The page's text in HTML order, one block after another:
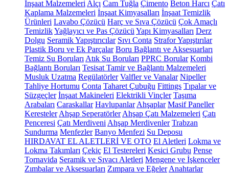
İnşaat Malzemeleri Alçı Cam Tuğla Çimento Beton Harcı Çatı
Kaplama Malzemeleri İnşaat Kimyasalları İnşaat Temizlik
Ürünleri Lavabo Çözücü Harç ve Sıva Çözücü Çok Amaçlı
TemizlikYağlayıcı ve Pas Çözücü Yapı Kimyasalları Derz
Dolgu Seramik Yapıştırıcılar Sıvı Conta Strafor Yapıştırılar
Plastik Boru ve Ek Parçalar Boru Bağlantı ve Aksesuarları
Temiz Su Boruları Atık Su Boruları PPRC Borular Kombi
Bağlantı Boruları Tesisat Tamir ve Bağlantı Malzemeleri
Musluk Uzatma Regülatörler Valfler ve Vanalar Nipeller
Tahliye Hortumu Conta Taharet Çubuğu Fittings Tıpalar ve
Süzgeçler İnşaat Makineleri Elektrikli Vinçler Taşıma
Arabaları Caraskallar Havlupanlar Ahşaplar Masif Paneller
Keresteler Ahşap Seperatörler Ahşap Çatı Malzemeleri Çatı
Penceresi Çatı Merdiveni Ahşap Merdivenler Trabzan
Sundurma Menfezler Banyo Menfezi Su Deposu
HIRDAVAT EL ALETLERİ VE OTO El Aletleri Lokma ve
Lokma Takımları Çekiç El Testereleri Kesici Grubu Pense
Tornavida Seramik ve Sıvacı Aletleri Mengene ve İşkenceler
Zımbalar ve Aksesuarları Zımpara ve Eğeler Anahtarlar